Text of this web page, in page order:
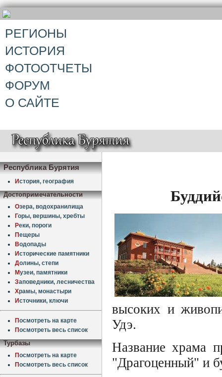
РЕГИОНЫ
ИСТОРИЯ
ФОТООТЧЕТЫ
ФОРУМ
О САЙТЕ
Республика Бурятия
История, география
Достопримечательности
Озера, водохранилища
Горы, вершины, хребты
Реки, пороги
Пещеры
Водопады
Исторические памятники
Долины, степи
Музеи, памятники
Заповедники, лесничества
Храмы, монастыри
Источники, ключи
Посмотреть на карте
Посмотреть весь список
Турбазы
Посмотреть на карте
Посмотреть весь список
высоких и
Удэ.
Название храма
"Драгоценный" и